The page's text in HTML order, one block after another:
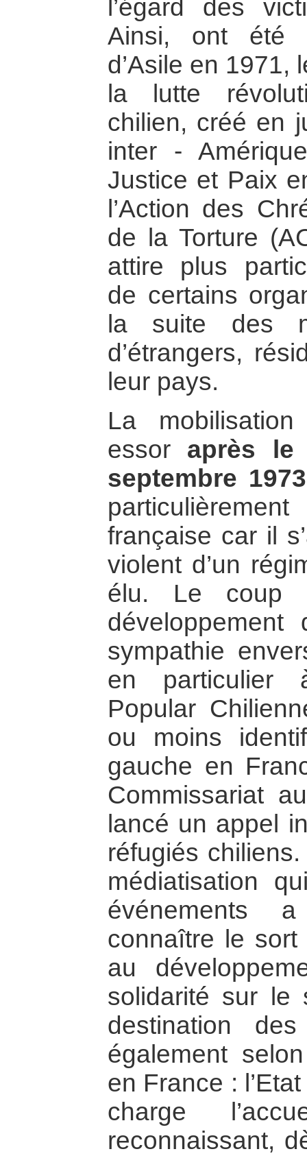
l’égard des
Ainsi, ont été
d’Asile en 1971,
la lutte
chilien, créé en
inter -
Justice et Paix
l’Action des
de la Torture
attire plus
de certains
la suite des
d’étrangers,
leur pays.
La
essor après le
septembre 1973
française car il
violent d’un
élu. Le coup
développement
sympathie
en particulier
Popular
ou moins
gauche en
Commissariat
lancé un appel
réfugiés
médiatisation
événements
connaître le
au
solidarité sur le
destination
également
en France :
charge
reconnaissant,